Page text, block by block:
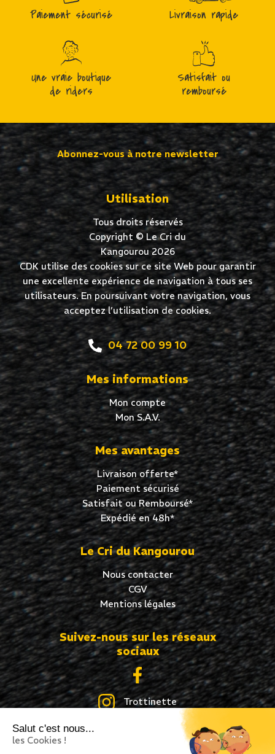
Salut c'est nous...
les Cookies !
Paiement sécurisé Livraison rapide
Une vraie boutique
de riders
Satisfait ou
remboursé
Abonnez-vous à notre newsletter
Utilisation
Tous droits réservés
Copyright © Le Cri du
Kangourou 2026
CDK utilise des cookies sur ce site Web pour garantir
une excellente expérience de navigation à tous ses
utilisateurs. En poursuivant votre navigation, vous
acceptez l’utilisation de cookies.
04 72 00 99 10
Mes informations
Mon compte
Mon S.A.V.
Mes avantages
Livraison offerte*
Paiement sécurisé
Satisfait ou Remboursé*
Expédié en 48h*
Le Cri du Kangourou
Nous contacter
CGV
Mentions légales
Suivez-nous sur les réseaux
sociaux
Trottinette